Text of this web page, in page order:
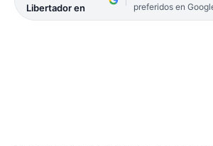
Libertador en
preferidos en